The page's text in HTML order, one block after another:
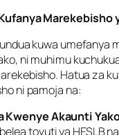
Marekebisho
kuwa umefanya
ni muhimu
Hatua za
ni pamoja na:
Kwenye Akaunti
tovuti ya HESLB